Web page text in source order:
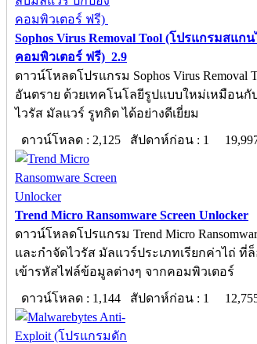
Sophos Virus Removal Tool (โปรแกรมสแ
คอมพิวเตอร์ ฟรี) 2.9
ดาวน์โหลดโปรแกรม Sophos Virus Removal
อันตราย ด้วยเทคโนโลยีรูปแบบใหม่เหมือนกั
ไวรัส มัลแวร์ รูทกิต ได้อย่างดีเยี่ยม
ดาวน์โหลด : 2,125 สัปดาห์ก่อน : 1
Trend Micro Ransomware Screen Unlocker
ดาวน์โหลดโปรแกรม Trend Micro
และกำจัดไวรัส มัลแวร์ประเภทเรียกค่าไถ่ ที่
เข้ารหัสไฟล์ข้อมูลต่างๆ จากคอมพิวเตอร์
ดาวน์โหลด : 1,144 สัปดาห์ก่อน : 1